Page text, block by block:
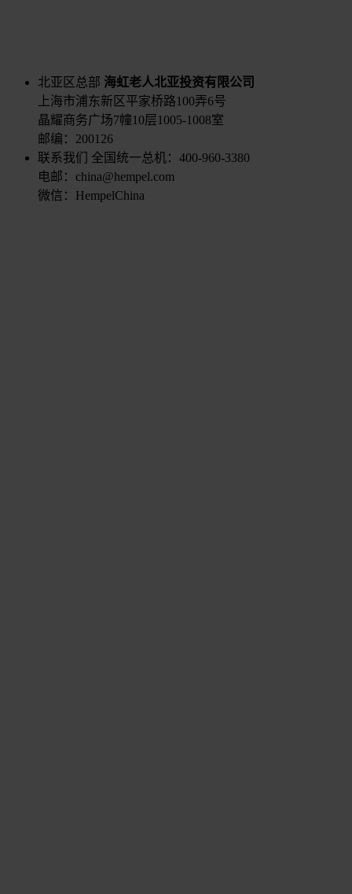
北亚区总部 海虹老人北亚投资有限公司
上海市浦东新区平家桥路100弄6号
晶耀商务广场7幢10层1005-1008室
邮编：200126
联系我们
全国统一总机：400-960-3380
电邮：china@hempel.com
微信：HempelChina